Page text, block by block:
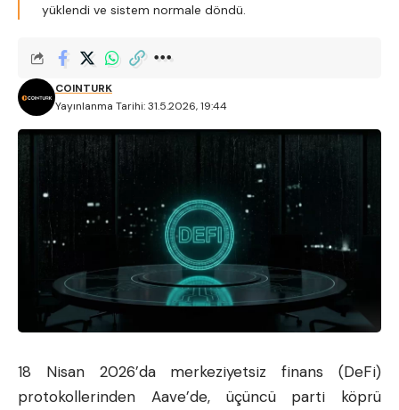
yüklendi ve sistem normale döndü.
Yayınlanma Tarihi: 31.5.2026, 19:44
COINTURK
18 Nisan 2026’da merkeziyetsiz finans (DeFi)
protokollerinden Aave’de, üçüncü parti köprü